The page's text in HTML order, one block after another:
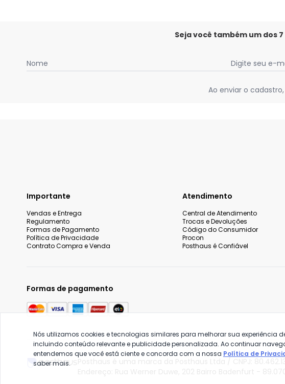
Seja você também um dos
Nome Digite seu e-
Ao enviar o
Importante
Vendas e Entrega
Regulamento
Formas de Pagamento
Política de Privacidade
Contrato Compra e Venda
Atendimento
Central de Atendimento
Trocas e Devoluções
Código do Consumidor
Procon
Posthaus é Confiável
Formas de pagamento
Endereço: Rua Werner Duwe, 202 Bairro Badenfurt -
Nós utilizamos cookies e tecnologias similares para melhorar sua experiência
incluindo conteúdo relevante e publicidade personalizada. Ao continuar
entendemos que você está ciente e concorda com a nossa Política de
saber mais.